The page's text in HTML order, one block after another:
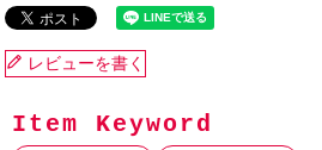
レビューを書く